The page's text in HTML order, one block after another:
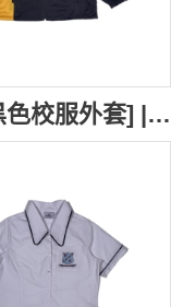
[訂做黑色校服外套] | 白色撞黃色風衣外套 | 白色邊裝飾條 | 牛角袖校服外套 | Pendle Hill High School SU414